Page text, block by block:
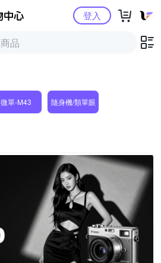
Yahoo購物中心登入
微單-M43 隨身機/類單眼